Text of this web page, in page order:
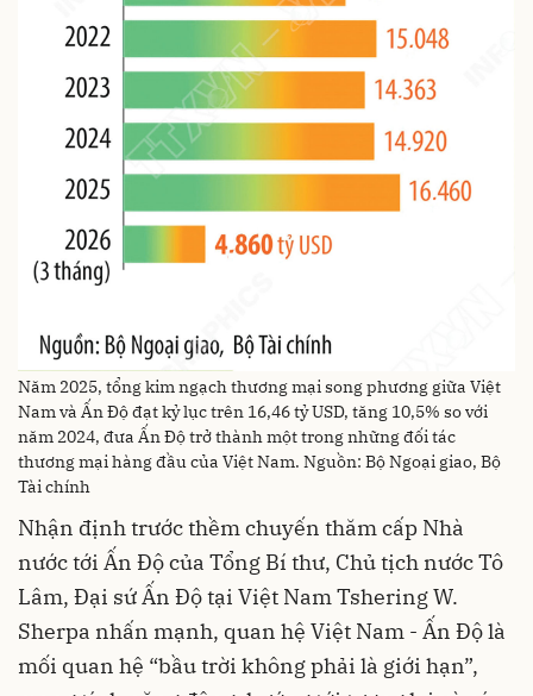
Năm 2025, tổng kim ngạch thương mại song phương giữa Việt
Nam và Ấn Độ đạt kỷ lục trên 16,46 tỷ USD, tăng 10,5% so với
năm 2024, đưa Ấn Độ trở thành một trong những đối tác
thương mại hàng đầu của Việt Nam. Nguồn: Bộ Ngoại giao, Bộ
Tài chính
Nhận định trước thềm chuyến thăm cấp Nhà
nước tới Ấn Độ của Tổng Bí thư, Chủ tịch nước Tô
Lâm, Đại sứ Ấn Độ tại Việt Nam Tshering W.
Sherpa nhấn mạnh, quan hệ Việt Nam - Ấn Độ là
mối quan hệ “bầu trời không phải là giới hạn”,